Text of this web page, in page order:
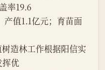
率19.6
产值1.1亿元；育苗面
优